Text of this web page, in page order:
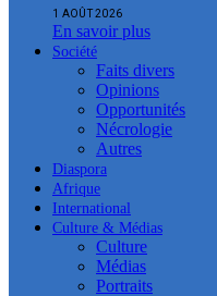
1 AOÛT 2026
En savoir plus
Société
Faits divers
Opinions
Opportunités
Nécrologie
Autres
Diaspora
Afrique
International
Culture & Médias
Culture
Médias
Portraits